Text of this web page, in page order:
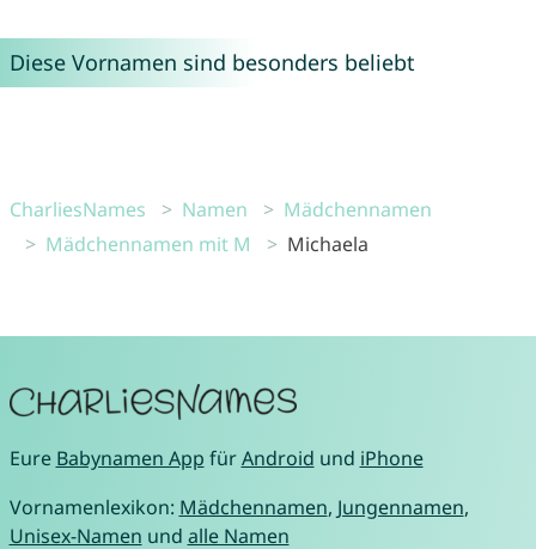
Diese Vornamen sind besonders beliebt
CharliesNames Namen
Mädchennamen
Mädchennamen mit M
Michaela
Eure Babynamen App fürAndroid und iPhone
Vornamenlexikon: Mädchennamen, Jungennamen,
Unisex-Namen und alle Namen